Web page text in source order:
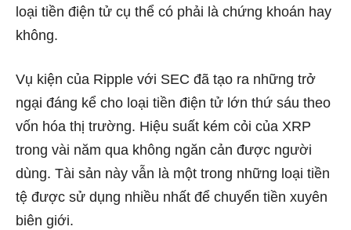
loại tiền điện tử cụ thể có phải là chứng khoán hay
không.
Vụ kiện của Ripple với SEC đã tạo ra những trở
ngại đáng kể cho loại tiền điện tử lớn thứ sáu theo
vốn hóa thị trường. Hiệu suất kém cỏi của XRP
trong vài năm qua không ngăn cản được người
dùng. Tài sản này vẫn là một trong những loại tiền
tệ được sử dụng nhiều nhất để chuyển tiền xuyên
biên giới.